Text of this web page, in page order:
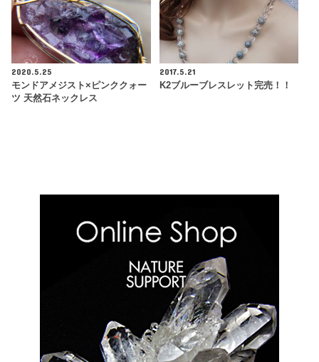
2020.5.25
モンドアメジスト×ピンククォー
ツ 天然石ネックレス
2017.5.21
K2ブルーブレスレット完売！！